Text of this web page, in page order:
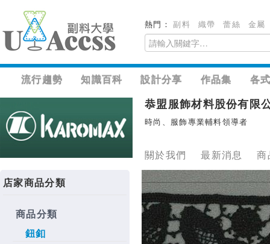
熱門：副料 織帶 蕾絲 金屬
流行趨勢 知識百科 設計分享 作品集 各
恭盟服飾材料股份有限
時尚、服飾專業輔料領導者
關於我們 最新消息 商
店家商品分類
商品分類
鈕釦